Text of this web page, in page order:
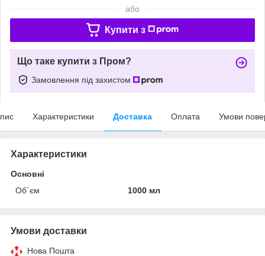
або
Купити з
Що таке купити з Пром?
Замовлення під захистом
Характеристики Доставка Оплата Умови
Характеристики
Основні
Об`єм
1000 мл
Умови доставки
Нова Пошта